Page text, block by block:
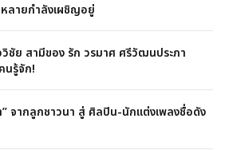
ลายกำลังเผชิญอยู่
วิชัย สามีของ รัก วรมาศ ศรีวัฒนประภา
นรู้จัก!
จากลูกชาวนา สู่ ศิลปิน-นักแต่งเพลงชื่อดัง